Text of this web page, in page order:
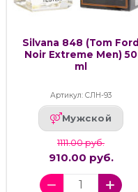
Silvana 848 (Tom Ford
Noir Extreme Men) 50
ml
Артикул: СЛН-93
Мужской
1111.00 руб.
910.00 руб.